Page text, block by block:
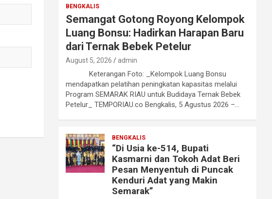
BENGKALIS
Semangat Gotong Royong Kelompok
Luang Bonsu: Hadirkan Harapan Baru
dari Ternak Bebek Petelur
August 5, 2026 admin
Keterangan Foto: _Kelompok Luang Bonsu
mendapatkan pelatihan peningkatan kapasitas melalui
Program SEMARAK RIAU untuk Budidaya Ternak Bebek
Petelur_ TEMPORIAU.co Bengkalis, 5 Agustus 2026 –…
BENGKALIS
“Di Usia ke-514, Bupati
Kasmarni dan Tokoh Adat Beri
Pesan Menyentuh di Puncak
Kenduri Adat yang Makin
Semarak”